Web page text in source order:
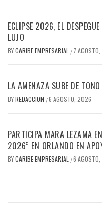
ECLIPSE 2026, EL
LUJO
BYCARIBE EMPRESARIAL / 7
LA AMENAZA SUBE DE TONO
BYREDACCION /6 AGOSTO, 2026
PARTICIPA MARA LEZAMA
2026” EN ORLANDO EN
BYCARIBE EMPRESARIAL /6